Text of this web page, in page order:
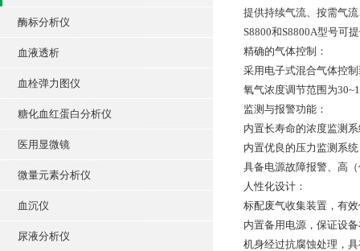
酶标分析仪
血液透析
血栓弹力图仪
糖化血红蛋白分析仪
医用显微镜
微量元素分析仪
血沉仪
尿液分析仪
提供持续气流、按需气
S8800和S8800A型号可
精确的气体控制：
采用电子式混合气体控
氧气浓度调节范围为
监测与报警功能：
内置长寿命的浓度监测
内置优良的压力监测系
具备电源故障报警、高
人性化设计：
标配废气收集装置，有
内置备用电源，保证设
机身经过抗腐蚀处理，